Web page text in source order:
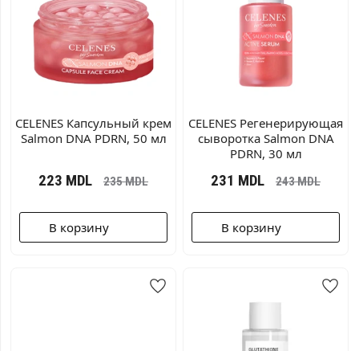
CELENES Капсульный крем
Salmon DNA PDRN, 50 мл
223 MDL 235MDL
В корзину
CELENES Регенерирующая
сыворотка Salmon DNA
PDRN, 30 мл
231 MDL 243MDL
В корзину